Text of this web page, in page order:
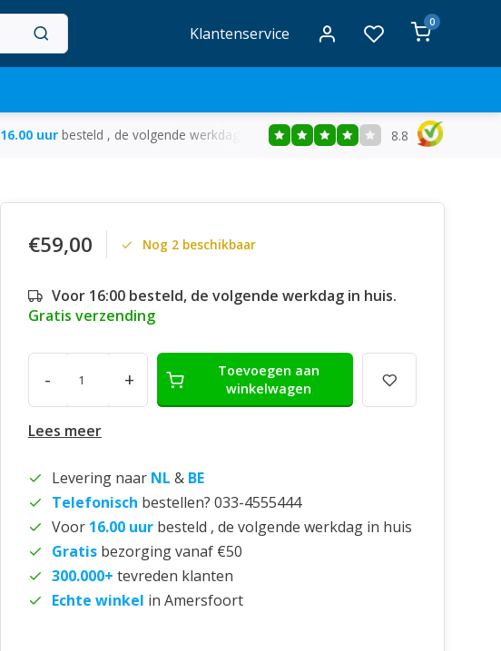
Klantenservice
0
16.00 uur besteld , de volgende werkdag in huis Gratisbezorging vanaf €50
8.8
€59,00 Nog 2 beschikbaar
Voor 16:00 besteld, de volgende werkdag in huis.
Gratis verzending
- +
Toevoegen aan
winkelwagen
Lees meer
Levering naar NL & BE
Telefonisch bestellen? 033-4555444
Voor 16.00 uur besteld , de volgende werkdag in huis
Gratis bezorging vanaf €50
300.000+ tevreden klanten
Echte winkel in Amersfoort